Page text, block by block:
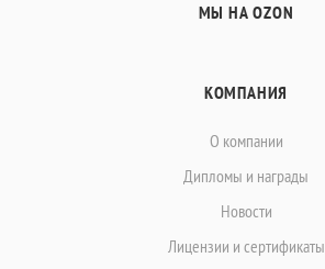
МЫ НА OZON
КОМПАНИЯ
О компании
Дипломы и награды
Новости
Лицензии и сертификаты